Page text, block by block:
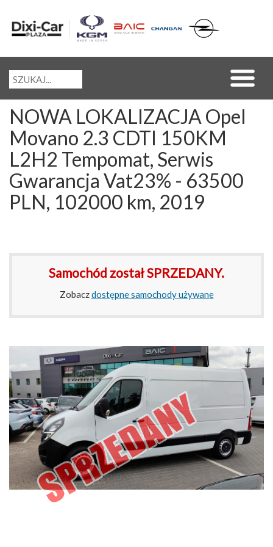
NOWA LOKALIZACJA Opel
Movano 2.3 CDTI 150KM
L2H2 Tempomat, Serwis
Gwarancja Vat23% - 63500
PLN, 102000 km, 2019
Samochód został SPRZEDANY.
Zobaczdostępne samochody używane